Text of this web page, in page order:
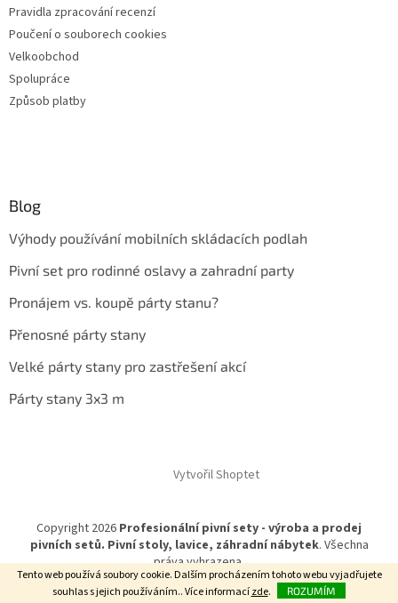
Tento web používá soubory cookie. Dalším procházením tohoto webu vyjadřujete
souhlas s jejich používáním.. Více informacízde. ROZUMÍM
Pravidla zpracování recenzí
Poučení o souborech cookies
Velkoobchod
Spolupráce
Způsob platby
Blog
Výhody používání mobilních skládacích podlah
Pivní set pro rodinné oslavy a zahradní party
Pronájem vs. koupě párty stanu?
Přenosné párty stany
Velké párty stany pro zastřešení akcí
Párty stany 3x3 m
Vytvořil Shoptet
Copyright 2026 Profesionální pivní sety - výroba a prodej
pivních setů. Pivní stoly, lavice, záhradní nábytek. Všechna
práva vyhrazena.